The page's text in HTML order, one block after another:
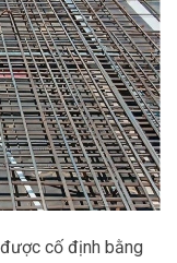
cố định bằng